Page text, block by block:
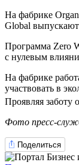
На фабрике
Global
Программа Zero
с нулевым
На фабрике
участвовать в
Проявляя
Фото пресс-
Поделиться